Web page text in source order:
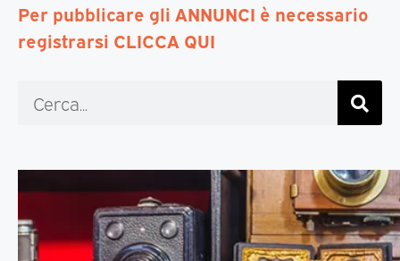
Per pubblicare gli ANNUNCI è necessario
registrarsi CLICCA QUI